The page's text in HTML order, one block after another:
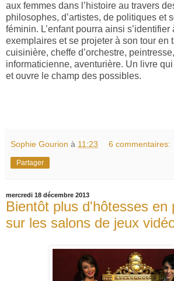
aux femmes dans l’histoire au travers
philosophes, d’artistes, de politiques et
féminin. L’enfant pourra ainsi
exemplaires et se projeter à son tour en
cuisinière, cheffe d’orchestre,
informaticienne, aventurière. Un livre
et ouvre le champ des possibles.
Sophie Gourion à 11:23 6 commentaires:
Partager
mercredi 18 décembre 2013
Bientôt plus d'hôtesses en
sur les salons de jeux